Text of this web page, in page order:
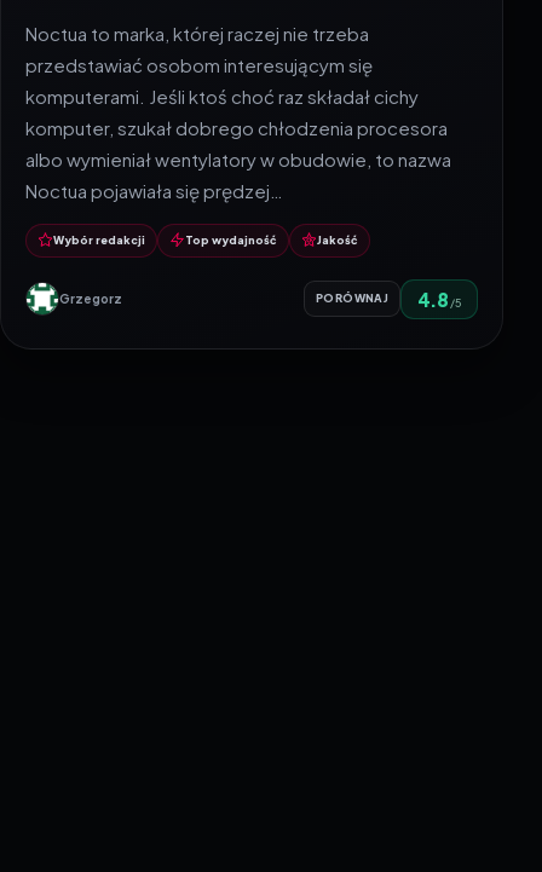
Noctua to marka, której raczej nie trzeba
przedstawiać osobom interesującym się
komputerami. Jeśli ktoś choć raz składał cichy
komputer, szukał dobrego chłodzenia procesora
albo wymieniał wentylatory w obudowie, to nazwa
Noctua pojawiała się prędzej…
Wybór redakcji Top wydajność Jakość
Grzegorz PORÓWNAJ 4.8 /5